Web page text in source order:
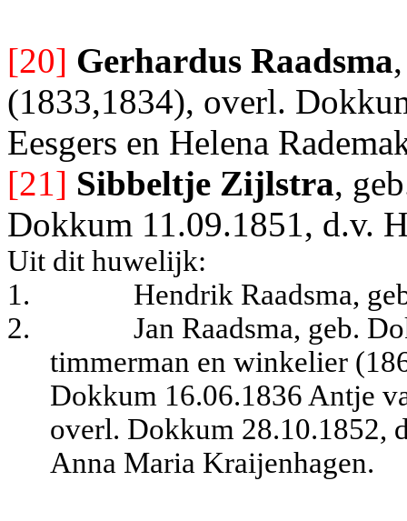
[20] Gerhardus Raadsma
(1833,1834), overl.
Eesgers en Helena
[21] Sibbeltje Zijlstra,
Dokkum 11.09.1851, d.v.
Uit dit huwelijk:
1.
Hendrik Raadsma,
2.
Jan Raadsma, geb.
timmerman en winkelier
Dokkum 16.06.1836 Antje
overl. Dokkum 28.10.1852,
Anna Maria Kraijenhagen.